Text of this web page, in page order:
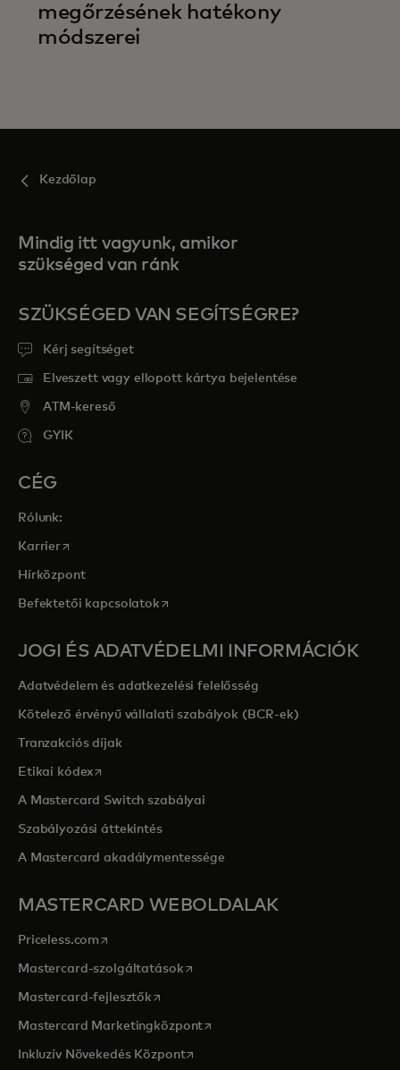
megőrzésének hatékony
módszerei
Kezdőlap
Mindig itt vagyunk, amikor
szükséged van ránk
SZÜKSÉGED VAN SEGÍTSÉGRE?
Kérj segítséget
Elveszett vagy ellopott kártya bejelentése
ATM-kereső
GYIK
CÉG
Rólunk:
Karrieropens in a new tab
Hírközpont
Befektetői kapcsolatokopens in a new tab
JOGI ÉS ADATVÉDELMI INFORMÁCIÓK
Adatvédelem és adatkezelési felelősség
Kötelező érvényű vállalati szabályok (BCR-ek)
Tranzakciós díjak
Etikai kódexopens in a new tab
A Mastercard Switch szabályai
Szabályozási áttekintés
A Mastercard akadálymentessége
MASTERCARD WEBOLDALAK
Priceless.com opens in a new tab
Mastercard-szolgáltatásokopens in a new tab
Mastercard-fejlesztők opens in a new tab
Mastercard Marketingközpontopens in a new tab
Inkluzív Növekedés Központopens in a new tab